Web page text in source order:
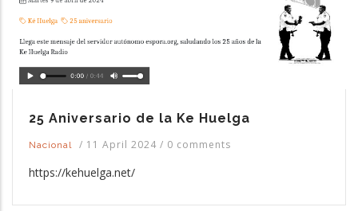
25 Aniversario de la Ke Huelga
Nacional / 11 April 2024 / 0 comments
https://kehuelga.net/